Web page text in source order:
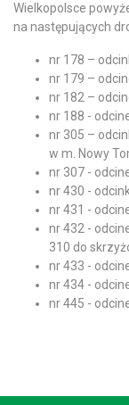
Wielkopolsce
na następujących
nr 178 –
nr 179 –
nr 182 –
nr 188 -
nr 305 –
w m. Nowy
nr 307 -
nr 430 -
nr 431 -
nr 432 -
310 do
nr 433 -
nr 434 -
nr 445 -